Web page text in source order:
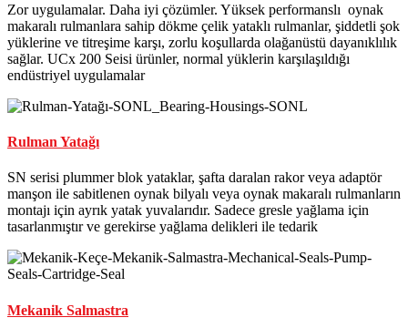
Zor uygulamalar. Daha iyi çözümler. Yüksek performanslı oynak
makaralı rulmanlara sahip dökme çelik yataklı rulmanlar, şiddetli şok
yüklerine ve titreşime karşı, zorlu koşullarda olağanüstü dayanıklılık
sağlar. UCx 200 Seisi ürünler, normal yüklerin karşılaşıldığı
endüstriyel uygulamalar
Rulman Yatağı
SN serisi plummer blok yataklar, şafta daralan rakor veya adaptör
manşon ile sabitlenen oynak bilyalı veya oynak makaralı rulmanların
montajı için ayrık yatak yuvalarıdır. Sadece gresle yağlama için
tasarlanmıştır ve gerekirse yağlama delikleri ile tedarik
Mekanik Salmastra